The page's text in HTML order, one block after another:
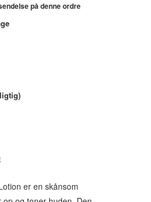
på denne ordre
er en skånsom